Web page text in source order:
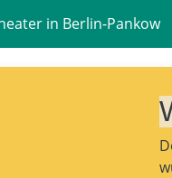
in Berlin‑Pankow